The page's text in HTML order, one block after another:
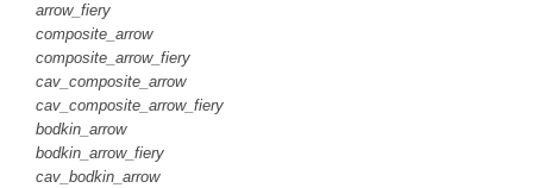
arrow_fiery
composite_arrow
composite_arrow_fiery
cav_composite_arrow
cav_composite_arrow_fiery
bodkin_arrow
bodkin_arrow_fiery
cav_bodkin_arrow